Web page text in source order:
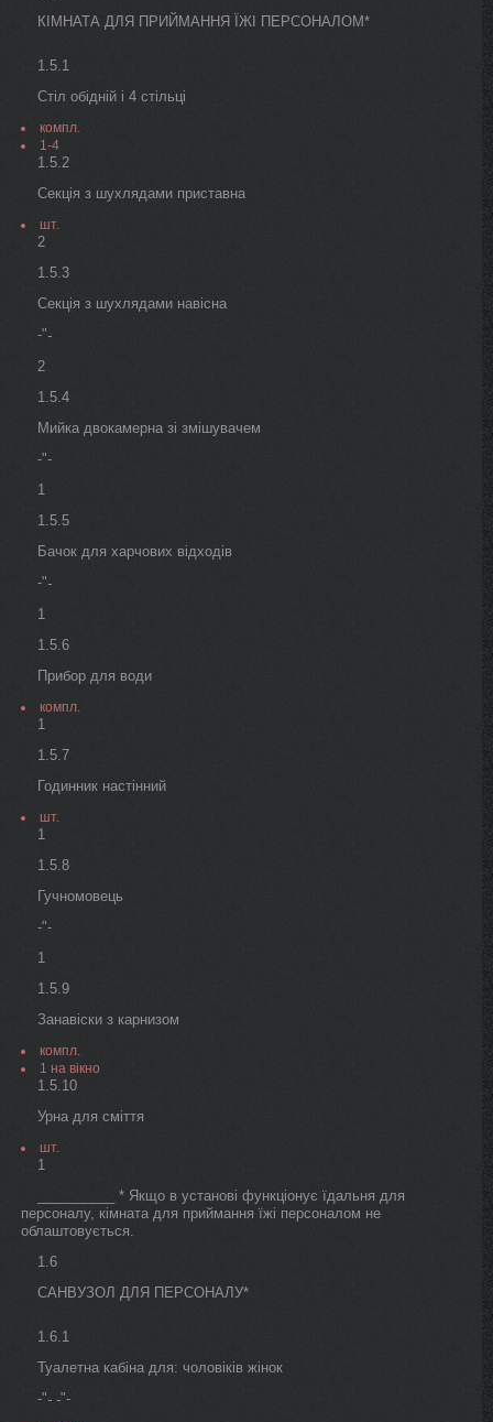
КІМНАТА ДЛЯ ПРИЙМАННЯ ЇЖІ ПЕРСОНАЛОМ*
1.5.1
Стіл обідній і 4 стільці
компл.
1-4
1.5.2
Секція з шухлядами приставна
шт.
2
1.5.3
Секція з шухлядами навісна
-"-
2
1.5.4
Мийка двокамерна зі змішувачем
-"-
1
1.5.5
Бачок для харчових відходів
-"-
1
1.5.6
Прибор для води
компл.
1
1.5.7
Годинник настінний
шт.
1
1.5.8
Гучномовець
-"-
1
1.5.9
Занавіски з карнизом
компл.
1 на вікно
1.5.10
Урна для сміття
шт.
1
__________ * Якщо в установі функціонує їдальня для
персоналу, кімната для приймання їжі персоналом не
облаштовується.
1.6
САНВУЗОЛ ДЛЯ ПЕРСОНАЛУ*
1.6.1
Туалетна кабіна для: чоловіків жінок
-"- -"-